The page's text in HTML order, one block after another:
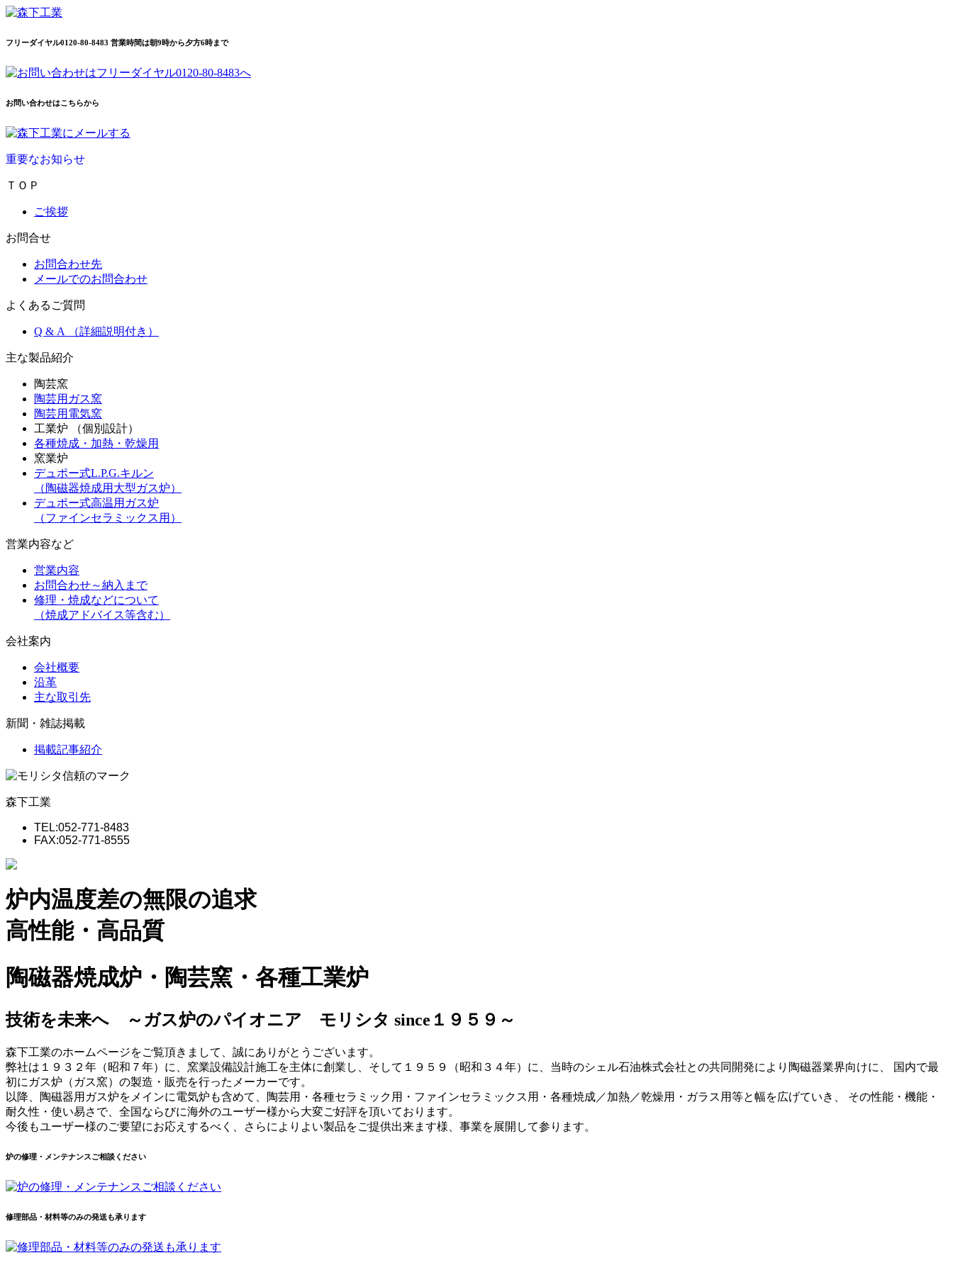
フリーダイヤル0120-80-8483 営業時間は朝9時から夕方6時まで
お問い合わせはこちらから
重要なお知らせ
ＴＯＰ
ご挨拶
お問合せ
お問合わせ先
メールでのお問合わせ
よくあるご質問
Q & A （詳細説明付き）
主な製品紹介
陶芸窯
陶芸用ガス窯
陶芸用電気窯
工業炉 （個別設計）
各種焼成・加熱・乾燥用
窯業炉
デュポー式L.P.G.キルン
（陶磁器焼成用大型ガス炉）
デュポー式高温用ガス炉
（ファインセラミックス用）
営業内容など
営業内容
お問合わせ～納入まで
修理・焼成などについて
（焼成アドバイス等含む）
会社案内
会社概要
沿革
主な取引先
新聞・雑誌掲載
掲載記事紹介
森下工業
TEL:052-771-8483
FAX:052-771-8555
炉内温度差の無限の追求
高性能・高品質
陶磁器焼成炉・陶芸窯・各種工業炉
技術を未来へ ～ ガス炉のパイオニア モリシタ since１９５９～
森下工業のホームページをご覧頂きまして、誠にありがとうございます。
弊社は１９３２年（昭和７年）に、窯業設備設計施工を主体に創業し、そして１９５９（昭和３４年）に、当時のシェル石油株式会社との共同開発により陶磁器業界向けに、 国内で最
初にガス炉（ガス窯）の製造・販売を行ったメーカーです。
以降、陶磁器用ガス炉をメインに電気炉も含めて、陶芸用・各種セラミック用・ファインセラミックス用・各種焼成／加熱／乾燥用・ガラス用等と幅を広げていき、 その性能・機能・
耐久性・使い易さで、全国ならびに海外のユーザー様から大変ご好評を頂いております。
今後もユーザー様のご要望にお応えするべく、さらによりよい製品をご提供出来ます様、事業を展開して参ります。
炉の修理・メンテナンスご相談ください
修理部品・材料等のみの発送も承ります